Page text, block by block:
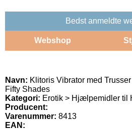
Bedst anmeldte
Webshop
Navn: Klitoris Vibrator med
Fifty Shades
Kategori: Erotik > Hjælpemidler til
Producent:
Varenummer: 8413
EAN: